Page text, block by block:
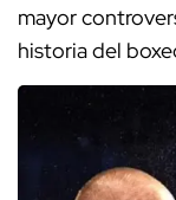
mayor
historia del